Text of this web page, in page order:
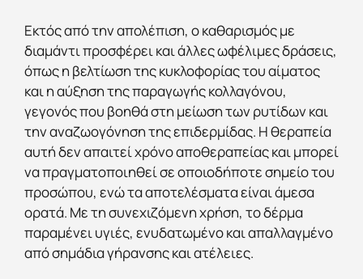
Εκτός από την απολέπιση, ο καθαρισμός με
διαμάντι προσφέρει και άλλες ωφέλιμες δράσεις,
όπως η βελτίωση της κυκλοφορίας του αίματος
και η αύξηση της παραγωγής κολλαγόνου,
γεγονός που βοηθά στη μείωση των ρυτίδων και
την αναζωογόνηση της επιδερμίδας. Η θεραπεία
αυτή δεν απαιτεί χρόνο αποθεραπείας και μπορεί
να πραγματοποιηθεί σε οποιοδήποτε σημείο του
προσώπου, ενώ τα αποτελέσματα είναι άμεσα
ορατά. Με τη συνεχιζόμενη χρήση, το δέρμα
παραμένει υγιές, ενυδατωμένο και απαλλαγμένο
από σημάδια γήρανσης και ατέλειες.